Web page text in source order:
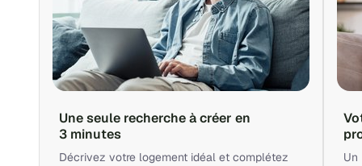
Une seule recherche à créer en
3 minutes
Décrivez votre logement idéal et complétez
Un